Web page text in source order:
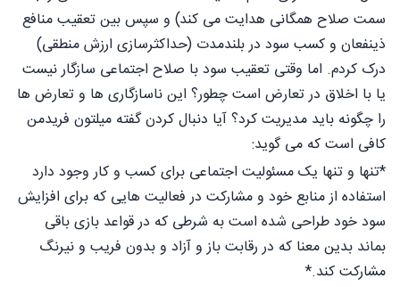
سمت صلاح همگانی هدایت می کند) و سپس بین تعقیب منافع
ذینفعان و کسب سود در بلندمدت (حداکثرسازی ارزش منطقی)
درک کردم. اما وقتی تعقیب سود با صلاح اجتماعی سازگار نیست
یا با اخلاق در تعارض است چطور؟ این ناسازگاری ها و تعارض ها
را چگونه باید مدیریت کرد؟ آیا دنبال کردن گفته میلتون فریدمن
کافی است که می گوید:
*تنها و تنها یک مسئولیت اجتماعی برای کسب و کار وجود دارد
استفاده از منابع خود و مشارکت در فعالیت هایی که برای افزایش
سود خود طراحی شده است به شرطی که در قواعد بازی باقی
بماند بدین معنا که در رقابت باز و آزاد و بدون فریب و نیرنگ
مشارکت کند.*